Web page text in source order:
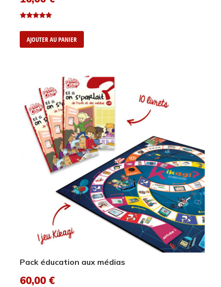
5.00
sur 5
AJOUTER AU PANIER
Pack éducation aux médias
60,00 €